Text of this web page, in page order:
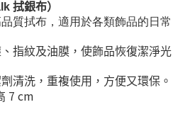
拭銀布）
質拭布，適用於各類飾品的日常
指紋及油膜，使飾品恢復潔淨光
清洗，重複使用，方便又環保。
7 cm